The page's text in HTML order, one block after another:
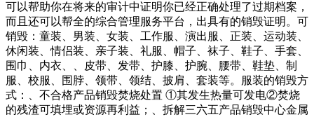
可以帮助你在将来的审计中证明你已经正确处理了过期档案，
而且还可以帮全的综合管理服务平台，出具有的销毁证明。可
销毁：童装、男装、女装、工作服、演出服、正装、运动装、
休闲装、情侣装、亲子装、礼服、帽子、袜子、鞋子、手套、
围巾、内衣、、皮带、发带、护膝、护腕、腰带、鞋垫、制
服、校服、围脖、领带、领结、披肩、套装等。服装的销毁方
式：、不合格产品销毁焚烧处置 ①其发生热量可发电②焚烧
的残渣可填埋或资源再利益；、拆解三六五产品销毁中心金属